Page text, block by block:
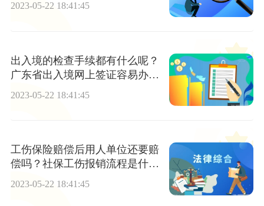
2023-05-22 18:41:45
出入境的检查手续都有什么呢？
广东省出入境网上签证容易办理
2023-05-22 18:41:45
工伤保险赔偿后用人单位还要赔
偿吗？社保工伤报销流程是什
么？
2023-05-22 18:41:45